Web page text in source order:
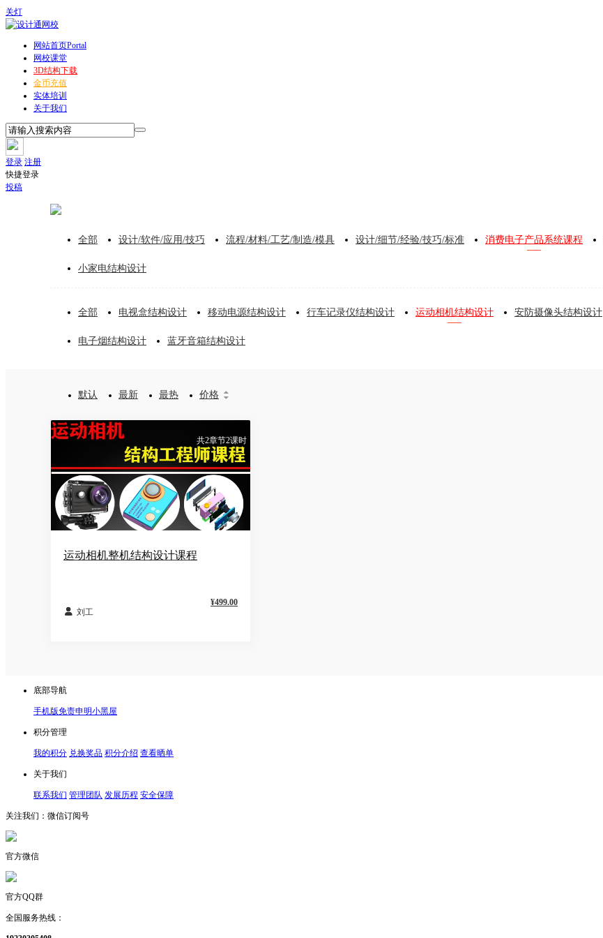
关灯
网站首页Portal
网校课堂
3D结构下载
金币充值
实体培训
关于我们
登录 注册
快捷登录
投稿
全部 设计/软件/应用/技巧 流程/材料/工艺/制造/模具 设计/细节/经验/技巧/标准 消费电子产品系统课程
小家电结构设计
全部 电视盒结构设计 移动电源结构设计 行车记录仪结构设计 运动相机结构设计 安防摄像头结构设计
电子烟结构设计 蓝牙音箱结构设计
默认 最新 最热 价格 

共2章节2课时
运动相机整机结构设计课程
 刘工
¥499.00
底部导航
手机版免责申明小黑屋
积分管理
我的积分 兑换奖品 积分介绍 查看晒单
关于我们
联系我们 管理团队 发展历程 安全保障
关注我们：微信订阅号
官方微信
官方QQ群
全国服务热线：